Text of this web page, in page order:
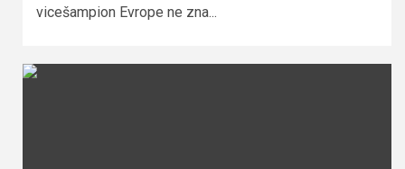
vicešampion Evrope ne zna...